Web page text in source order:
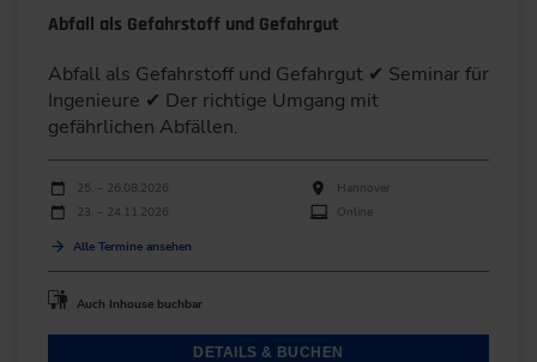
Abfall als Gefahrstoff und Gefahrgut
Abfall als Gefahrstoff und Gefahrgut ✔ Seminar für
Ingenieure ✔ Der richtige Umgang mit
gefährlichen Abfällen.
Durchführungen
Veranstaltungsdatum
25. – 26.08.2026
Hannover
23. – 24.11.2026
Online
Alle Termine ansehen
Auch Inhouse buchbar
DETAILS & BUCHEN